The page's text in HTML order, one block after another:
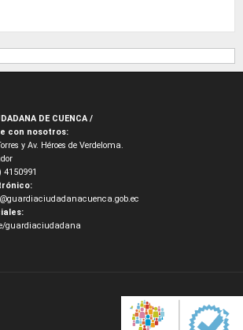
DE CUENCA /
con nosotros:
y Av. Héroes de Verdeloma.
4150991
guardiaciudadana